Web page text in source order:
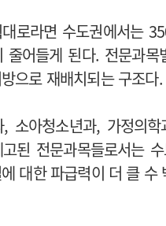
로라면 수도권에서는
줄어들게 된다. 전문과목
으로 재배치되는 구조다.
, 소아청소년과, 가정의
된 전문과목들로서는
대한 파급력이 더 클 수